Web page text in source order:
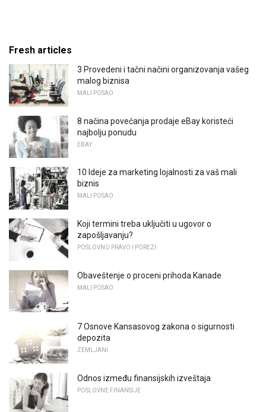
Fresh articles
3 Provedeni i tačni načini organizovanja vašeg
malog biznisa
MALI POSAO
8 načina povećanja prodaje eBay koristeći
najbolju ponudu
EBAY
10 Ideje za marketing lojalnosti za vaš mali
biznis
MALI POSAO
Koji termini treba uključiti u ugovor o
zapošljavanju?
POSLOVNO PRAVO I POREZI
Obaveštenje o proceni prihoda Kanade
MALI POSAO
7 Osnove Kansasovog zakona o sigurnosti
depozita
ZEMLJANI
Odnos između finansijskih izveštaja
POSLOVNE FINANSIJE